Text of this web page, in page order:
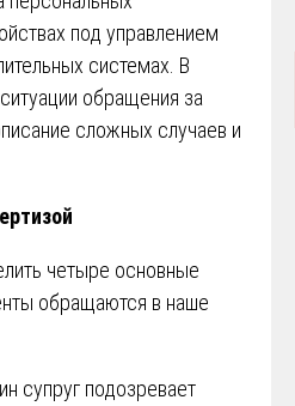
под управлением
системах. В
обращения за
сложных случаев и
четыре основные
обращаются в наше
супруг подозревает